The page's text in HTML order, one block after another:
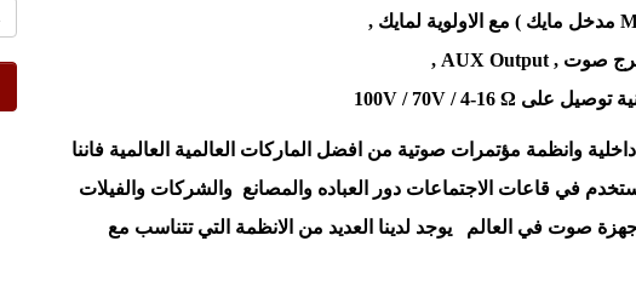
وانظمة مؤتمرات صوتية من افضل الماركات العالمية العالمية فاننا
في قاعات الاجتماعات دور العباده والمصانع والشركات والفيلات
صوت في العالم يوجد لدينا العديد من الانظمة التي تتناسب مع